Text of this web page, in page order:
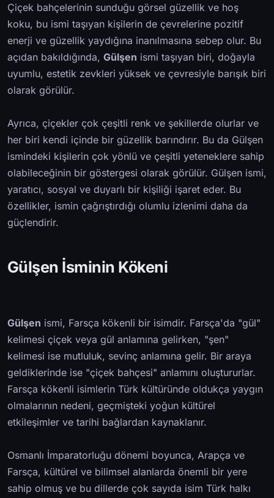
Çiçek bahçelerinin sunduğu görsel güzellik ve hoş
koku, bu ismi taşıyan kişilerin de çevrelerine pozitif
enerji ve güzellik yaydığına inanılmasına sebep olur. Bu
açıdan bakıldığında, Gülşen ismi taşıyan biri, doğayla
uyumlu, estetik zevkleri yüksek ve çevresiyle barışık biri
olarak görülür.
Ayrıca, çiçekler çok çeşitli renk ve şekillerde olurlar ve
her biri kendi içinde bir güzellik barındırır. Bu da Gülşen
ismindeki kişilerin çok yönlü ve çeşitli yeteneklere sahip
olabileceğinin bir göstergesi olarak görülür. Gülşen ismi,
yaratıcı, sosyal ve duyarlı bir kişiliği işaret eder. Bu
özellikler, ismin çağrıştırdığı olumlu izlenimi daha da
güçlendirir.
Gülşen İsminin Kökeni
Gülşen ismi, Farsça kökenli bir isimdir. Farsça'da "gül"
kelimesi çiçek veya gül anlamına gelirken, "şen"
kelimesi ise mutluluk, sevinç anlamına gelir. Bir araya
geldiklerinde ise "çiçek bahçesi" anlamını oluştururlar.
Farsça kökenli isimlerin Türk kültüründe oldukça yaygın
olmalarının nedeni, geçmişteki yoğun kültürel
etkileşimler ve tarihi bağlardan kaynaklanır.
Osmanlı İmparatorluğu dönemi boyunca, Arapça ve
Farsça, kültürel ve bilimsel alanlarda önemli bir yere
sahip olmuş ve bu dillerde çok sayıda isim Türk halkı